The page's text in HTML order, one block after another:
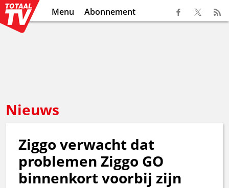
Menu Abonnement
Nieuws
Ziggo verwacht dat
problemen Ziggo GO
binnenkort voorbij zijn